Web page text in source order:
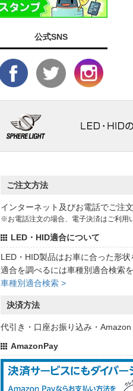
公式SNS
ご注文方法
インターネット及びお電話でご注
※お電話注文の場合、電子決済はご利用
LED・HID適合について
LED・HID製品はお車に合った形状
適合を調べるには車種別適合検索
車種別適合検索 >
決済方法
代引き・口座お振り込み・Amazon
AmazonPay